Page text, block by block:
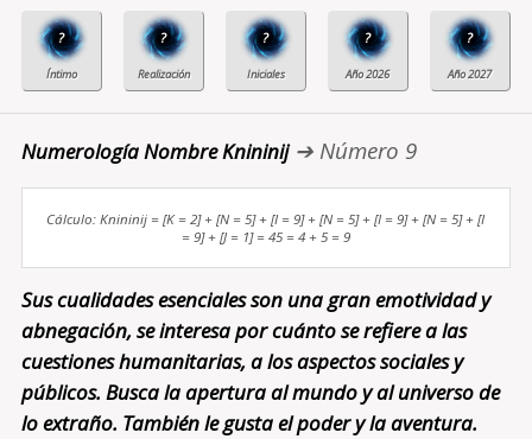
? ? ? ? ?
Numerología Nombre Knininij➔ Número 9
Cálculo: Knininij = [K = 2] + [N = 5] + [I = 9] + [N = 5] + [I = 9] + [N = 5] + [I
= 9] + [J = 1] = 45 = 4 + 5 = 9
Sus cualidades esenciales son una gran emotividad y
abnegación, se interesa por cuánto se refiere a las
cuestiones humanitarias, a los aspectos sociales y
públicos. Busca la apertura al mundo y al universo de
lo extraño. También le gusta el poder y la aventura.